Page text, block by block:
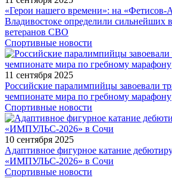
«Герои нашего времени»: на «Фетисов-
Владивостоке определили сильнейших
ветеранов СВО
Спортивные новости
11 сентября 2025
Российские паралимпийцы завоевали
чемпионате мира по гребному марафону
Спортивные новости
10 сентября 2025
Адаптивное фигурное катание
«ИМПУЛЬС-2026» в Сочи
Спортивные новости